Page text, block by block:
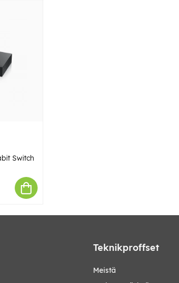
Switch
Teknikproffset
Meistä